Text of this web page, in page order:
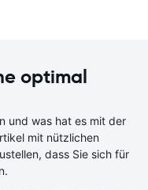
optimal
und was hat es mit der
mit nützlichen
dass Sie sich für